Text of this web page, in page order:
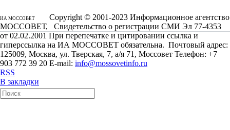
ИА МОССОВЕТ
Copyright © 2001-2023 Информационное агентство
МОССОВЕТ, Свидетельство о регистрации СМИ Эл 77-4353
от 02.02.2001 При перепечатке и цитировании ссылка и
гиперссылка на ИА МОССОВЕТ обязательна. Почтовый адрес:
125009, Москва, ул. Тверская, 7, а/я 71, Моссовет Телефон: +7
903 772 39 20 E-mail: info@mossovetinfo.ru
RSS
В закладки